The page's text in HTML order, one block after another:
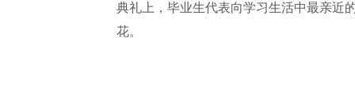
典礼上，毕业生代表向学习生活中最亲近
花。